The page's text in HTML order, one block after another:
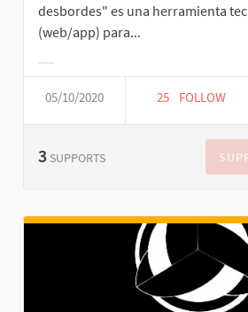
desbordes" es una herramienta
(web/app) para...
05/10/2020 25 FOLLOW
3 SUPPORTS